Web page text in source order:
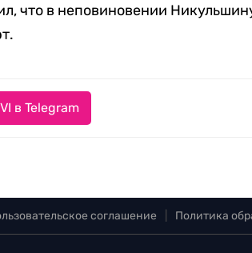
что в неповиновении
в Telegram
соглашение Политика